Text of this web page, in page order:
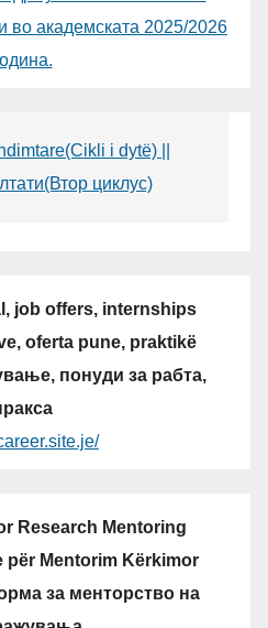
во академската 2025/2026
i dytë) ||
циклус)
job offers, internships
oferta pune, praktikë
понуди за рабта,
Research Mentoring
për Mentorim Kërkimor
за менторство на